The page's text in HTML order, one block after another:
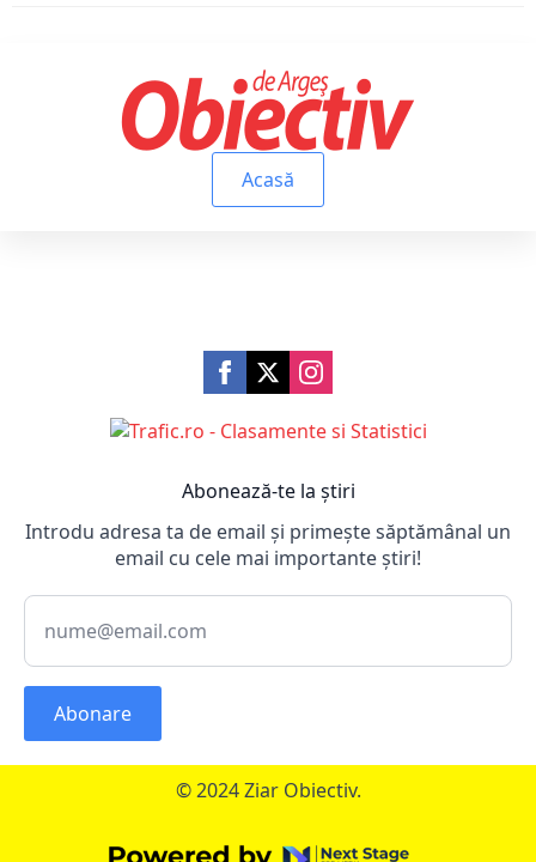
Acasă
Abonează-te la știri
Introdu adresa ta de email și primește săptămânal un
email cu cele mai importante știri!
Abonare
© 2024 Ziar Obiectiv.